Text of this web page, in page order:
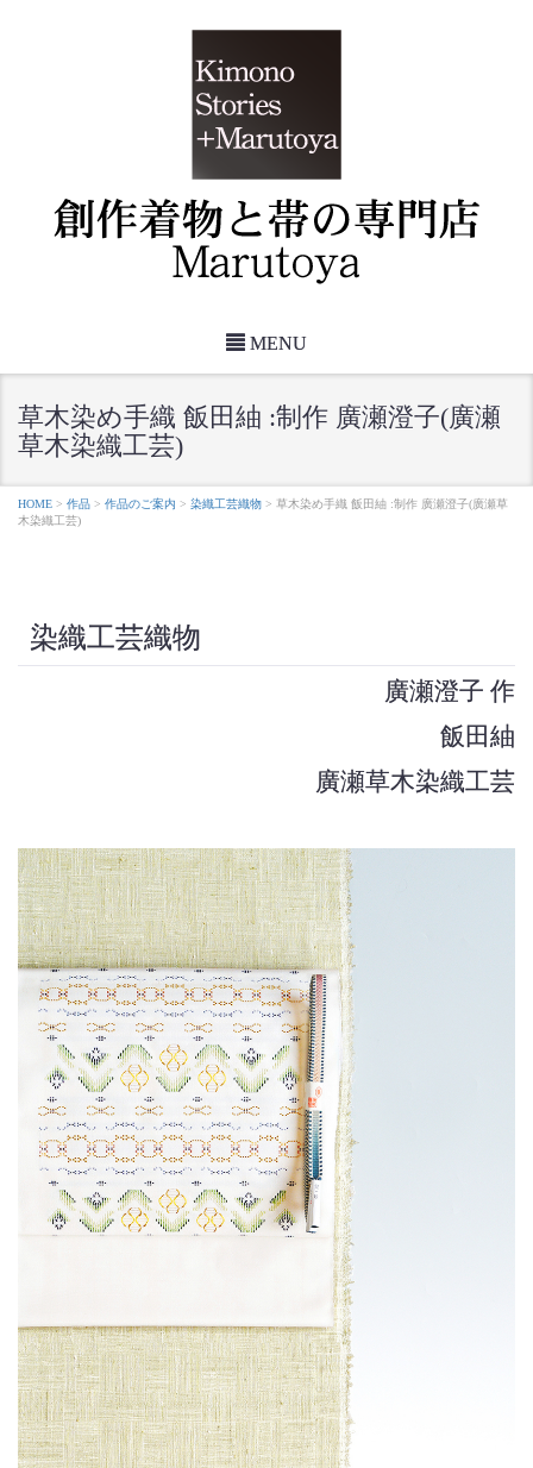
MENU
草木染め手織 飯田紬 :制作 廣瀬澄子(廣瀬
草木染織工芸)
HOME > 作品 > 作品のご案内 > 染織工芸織物 > 草木染め手織 飯田紬 :制作 廣瀬澄子(廣瀬草
木染織工芸)
染織工芸織物
廣瀬澄子 作
飯田紬
廣瀬草木染織工芸